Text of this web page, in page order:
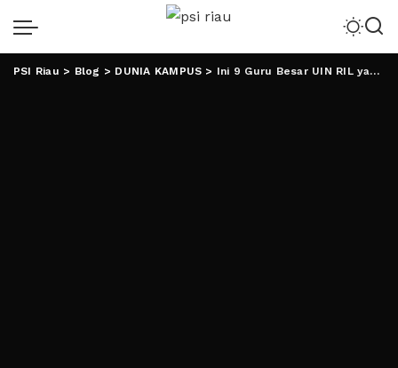
PSI Riau > Blog > DUNIA KAMPUS > Ini 9 Guru Besar UIN RIL yang Baru Dikukuhkan